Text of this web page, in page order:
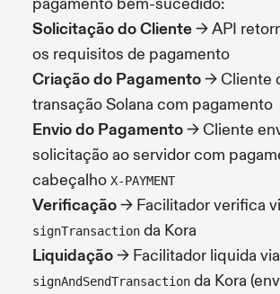
Solicitação do Cliente→ API
os requisitos de pagamento
Criação do Pagamento→ Cliente
transação Solana com pagamento
Envio do Pagamento→ Cliente
solicitação ao servidor com
cabeçalho X-PAYMENT
Verificação→ Facilitador verifica
signTransaction da Kora
Liquidação→ Facilitador liquida via
signAndSendTransaction da Kora